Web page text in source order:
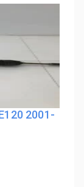
2001-